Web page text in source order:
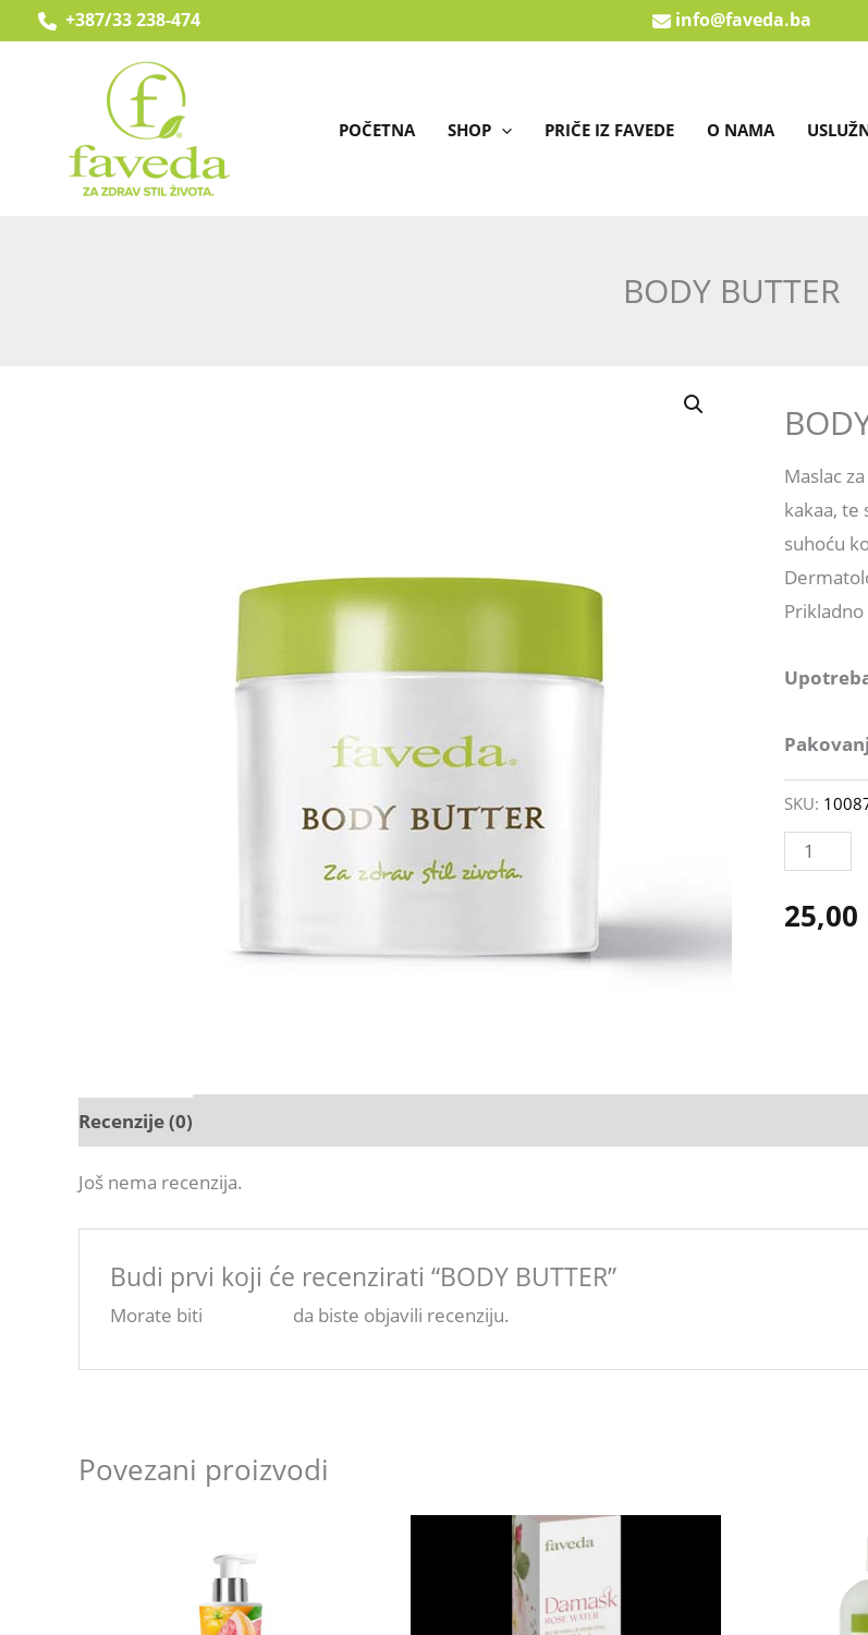
to
+387/33 238-474 info@faveda.ba
POČETNA SHOP PRIČE IZ FAVEDE O NAMA
BODY BUTTER
Maslac
kakaa,
suhoću
SKU:
BUTTER
25,00
Recenzije (0)
Još nema recenzija.
Budi prvi koji će recenzirati “BODY BUTTER”
Morate biti da biste objavili recenziju.
Povezani proizvodi